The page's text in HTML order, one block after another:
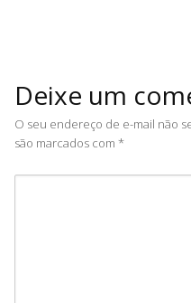
Deixe um
O seu endereço de e-mail não
são marcados com *